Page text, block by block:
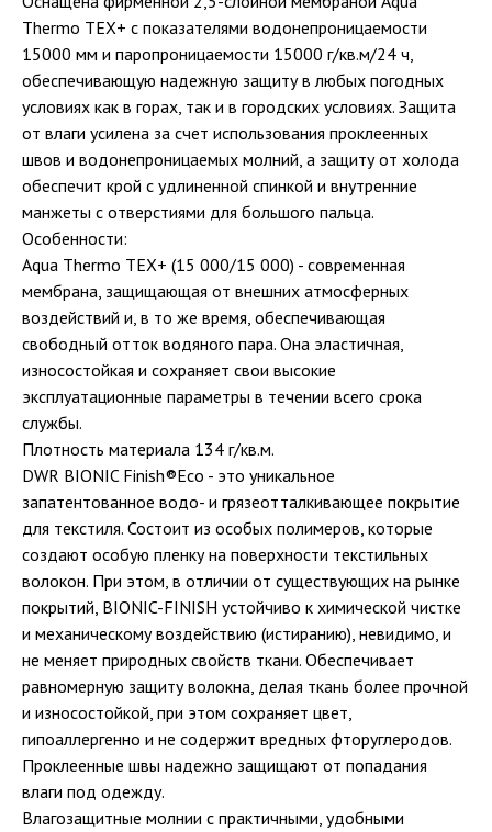
Thermo TEX+ c показателями водонепроницаемости
15000 мм и паропроницаемости 15000 г/кв.м/24 ч,
обеспечивающую надежную защиту в любых погодных
условиях как в горах, так и в городских условиях. Защита
от влаги усилена за счет использования проклеенных
швов и водонепроницаемых молний, а защиту от холода
обеспечит крой с удлиненной спинкой и внутренние
манжеты с отверстиями для большого пальца.
Особенности:
Aqua Thermo TEX+ (15 000/15 000) - современная
мембрана, защищающая от внешних атмосферных
воздействий и, в то же время, обеспечивающая
свободный отток водяного пара. Она эластичная,
износостойкая и сохраняет свои высокие
эксплуатационные параметры в течении всего срока
службы.
Плотность материала 134 г/кв.м.
DWR BIONIC Finish®Eco - это уникальное
запатентованное водо- и грязеотталкивающее покрытие
для текстиля. Состоит из особых полимеров, которые
создают особую пленку на поверхности текстильных
волокон. При этом, в отличии от существующих на рынке
покрытий, BIONIC-FINISH устойчиво к химической чистке
и механическому воздействию (истиранию), невидимо, и
не меняет природных свойств ткани. Обеспечивает
равномерную защиту волокна, делая ткань более прочной
и износостойкой, при этом сохраняет цвет,
гипоаллергенно и не содержит вредных фторуглеродов.
Проклеенные швы надежно защищают от попадания
влаги под одежду.
Влагозащитные молнии с практичными, удобными